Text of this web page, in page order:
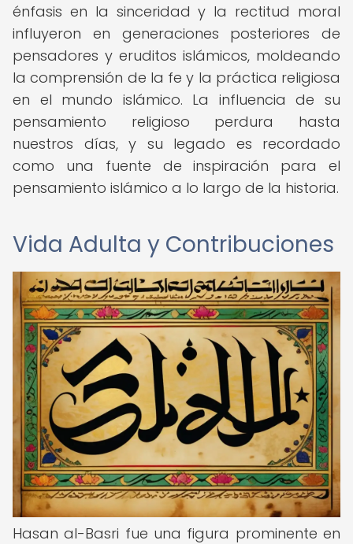
énfasis en la sinceridad y la rectitud moral
influyeron en generaciones posteriores de
pensadores y eruditos islámicos, moldeando
la comprensión de la fe y la práctica religiosa
en el mundo islámico. La influencia de su
pensamiento religioso perdura hasta
nuestros días, y su legado es recordado
como una fuente de inspiración para el
pensamiento islámico a lo largo de la historia.
Vida Adulta y Contribuciones
Hasan al-Basri fue una figura prominente en